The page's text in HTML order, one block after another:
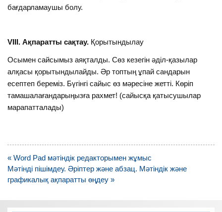
бағдарламаушы болу.
VIII. Ақпаратты сақтау. Қорытындылау
Осымен сайсымыз аяқталды. Сөз кезегін әділ-қазылар
алқасы қорытындылайды. Әр топтың ұпай сандарын
есептеп береміз. Бүгінгі сайыс өз мәресіне жетті. Көріп
тамашалағандарыңызға рахмет! (сайысқа қатысушылар
марапатталады)
Навигация
по
записям
« Word Pad мәтіндік редакторымен жұмыс
Мәтінді пішімдеу. Әріптер және абзац. Мәтіндік және
графикалық ақпаратты өңдеу »